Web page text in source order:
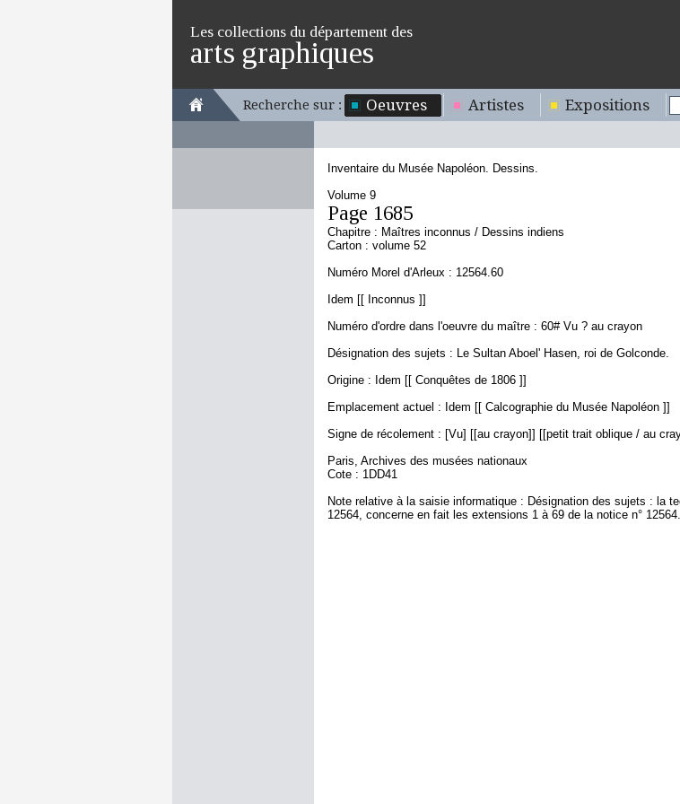
Les collections du département des
arts graphiques
Recherche sur : Oeuvres Artistes Expositions
Inventaire du Musée Napoléon. Dessins.
Volume 9
Page 1685
Chapitre : Maîtres inconnus / Dessins indiens
Carton : volume 52
Numéro Morel d'Arleux : 12564.60
Idem [[ Inconnus ]]
Numéro d'ordre dans l'oeuvre du maître : 60# Vu ? au crayon
Désignation des sujets : Le Sultan Aboel' Hasen, roi de Golconde.
Origine : Idem [[ Conquêtes de 1806 ]]
Emplacement actuel : Idem [[ Calcographie du Musée Napoléon ]]
Signe de récolement : [Vu] [[au crayon]] [[petit trait oblique / au
Paris, Archives des musées nationaux
Cote : 1DD41
Note relative à la saisie informatique : Désignation des sujets : la
12564, concerne en fait les extensions 1 à 69 de la notice n° 12564.